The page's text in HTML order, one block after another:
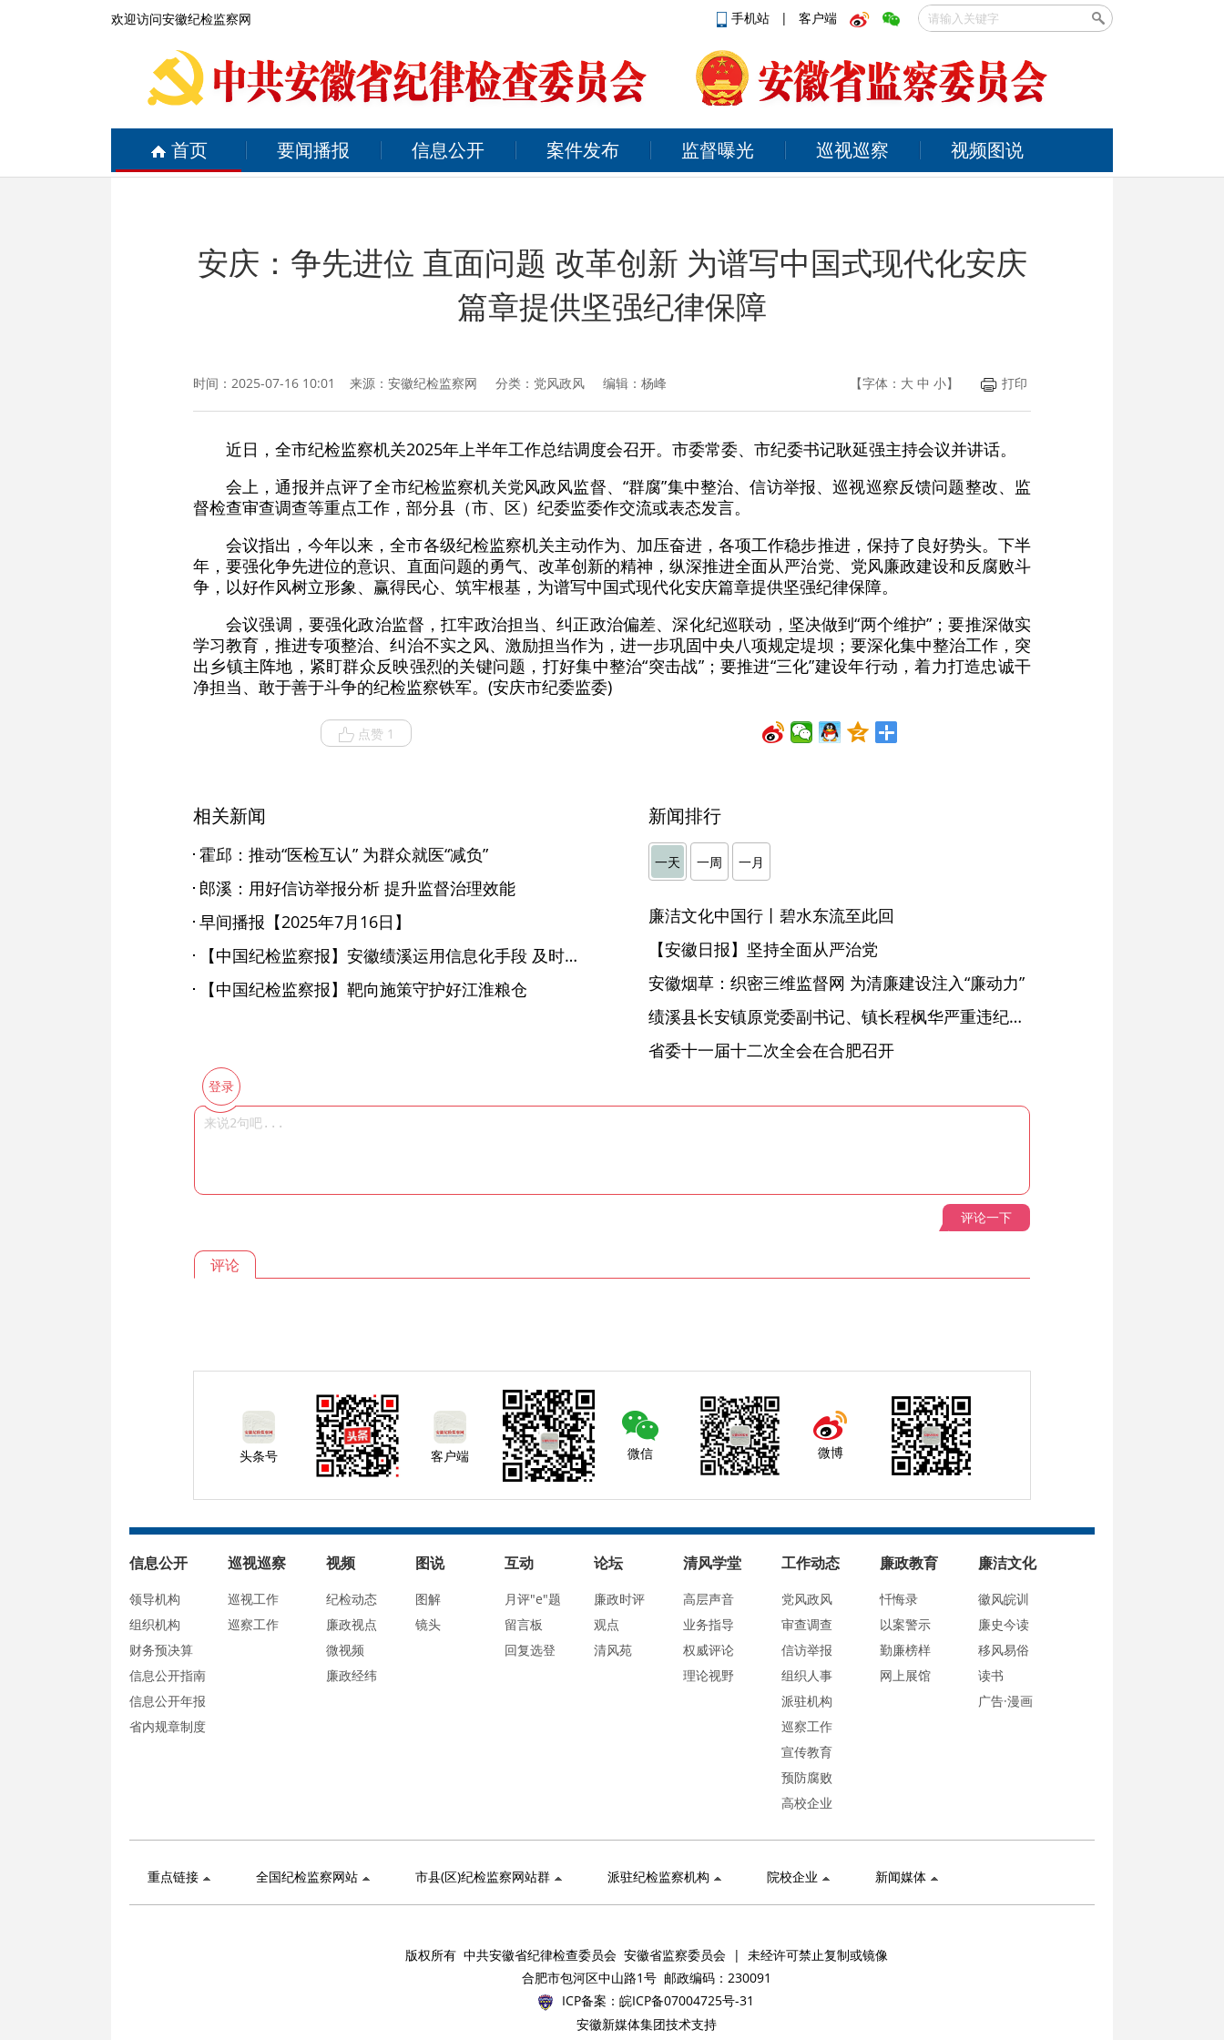
欢迎访问安徽纪检监察网 手机站 | 客户端
首页 要闻播报 信息公开 案件发布 监督曝光 巡视巡察 视频图说
安庆：争先进位 直面问题 改革创新 为谱写中国式现代化安庆
篇章提供坚强纪律保障
时间：2025-07-16 10:01 来源： 安徽纪检监察网 分类：党风政风 编辑：杨峰 【字体： 大 中 小】 打印
近日，全市纪检监察机关2025年上半年工作总结调度会召开。市委常委、市纪委书记耿延强主持会议并讲话。
会上，通报并点评了全市纪检监察机关党风政风监督、“群腐”集中整治、信访举报、巡视巡察反馈问题整改、监
督检查审查调查等重点工作，部分县（市、区）纪委监委作交流或表态发言。
会议指出，今年以来，全市各级纪检监察机关主动作为、加压奋进，各项工作稳步推进，保持了良好势头。下半
年，要强化争先进位的意识、直面问题的勇气、改革创新的精神，纵深推进全面从严治党、党风廉政建设和反腐败斗
争，以好作风树立形象、赢得民心、筑牢根基，为谱写中国式现代化安庆篇章提供坚强纪律保障。
会议强调，要强化政治监督，扛牢政治担当、纠正政治偏差、深化纪巡联动，坚决做到“两个维护”；要推深做实
学习教育，推进专项整治、纠治不实之风、激励担当作为，进一步巩固中央八项规定堤坝；要深化集中整治工作，突
出乡镇主阵地，紧盯群众反映强烈的关键问题，打好集中整治“突击战”；要推进“三化”建设年行动，着力打造忠诚干
净担当、敢于善于斗争的纪检监察铁军。(安庆市纪委监委)
点赞 1
相关新闻
霍邱：推动“医检互认” 为群众就医“减负”
郎溪：用好信访举报分析 提升监督治理效能
早间播报【2025年7月16日】
【中国纪检监察报】安徽绩溪运用信息化手段 及时预警推动整改
【中国纪检监察报】靶向施策守护好江淮粮仓
新闻排行
一天 一周 一月
廉洁文化中国行丨碧水东流至此回
【安徽日报】坚持全面从严治党
安徽烟草：织密三维监督网 为清廉建设注入“廉动力”
绩溪县长安镇原党委副书记、镇长程枫华严重违纪违法被开除党籍和公职
省委十一届十二次全会在合肥召开
登录
评论一下
评论
头条号 客户端 微信 微博
信息公开
领导机构
组织机构
财务预决算
信息公开指南
信息公开年报
省内规章制度
巡视巡察
巡视工作
巡察工作
视频
纪检动态
廉政视点
微视频
廉政经纬
图说
图解
镜头
互动
月评"e"题
留言板
回复选登
论坛
廉政时评
观点
清风苑
清风学堂
高层声音
业务指导
权威评论
理论视野
工作动态
党风政风
审查调查
信访举报
组织人事
派驻机构
巡察工作
宣传教育
预防腐败
高校企业
廉政教育
忏悔录
以案警示
勤廉榜样
网上展馆
廉洁文化
徽风皖训
廉史今读
移风易俗
读书
广告·漫画
重点链接 全国纪检监察网站 市县(区)纪检监察网站群 派驻纪检监察机构 院校企业 新闻媒体
版权所有 中共安徽省纪律检查委员会 安徽省监察委员会 | 未经许可禁止复制或镜像
合肥市包河区中山路1号 邮政编码：230091
ICP备案： 皖ICP备07004725号-31
安徽新媒体集团技术支持